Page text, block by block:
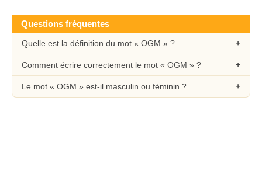
Questions fréquentes
Quelle est la définition du mot « OGM » ?
Comment écrire correctement le mot « OGM » ?
Le mot « OGM » est-il masculin ou féminin ?